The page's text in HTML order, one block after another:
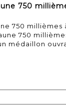
750
750
750
médaillon